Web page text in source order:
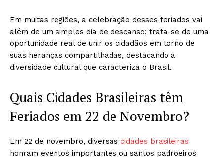
Em muitas regiões, a celebração desses feriados vai
além de um simples dia de descanso; trata-se de uma
oportunidade real de unir os cidadãos em torno de
suas heranças compartilhadas, destacando a
diversidade cultural que caracteriza o Brasil.
Quais Cidades Brasileiras têm
Feriados em 22 de Novembro?
Em 22 de novembro, diversas cidades brasileiras
honram eventos importantes ou santos padroeiros